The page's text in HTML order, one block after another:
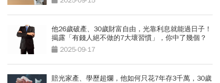
他26歲破產、30歲財富自由，光靠利息就能過日子！
揭露「有錢人絕不做的7大壞習慣」，你中了幾個？
2025-09-17
賠光家產、學歷超爛，他如何只花7年存3千萬，30歲